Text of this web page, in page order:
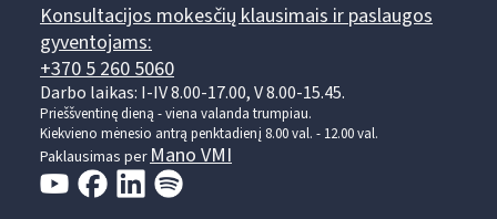
Konsultacijos mokesčių klausimais ir paslaugos
gyventojams:
+370 5 260 5060
Darbo laikas: I-IV 8.00-17.00, V 8.00-15.45.
Prieššventinę dieną - viena valanda trumpiau.
Kiekvieno mėnesio antrą penktadienį 8.00 val. - 12.00 val.
Paklausimas per Mano VMI